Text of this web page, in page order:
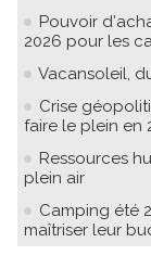
Pouvoir
2026 pour les
Vacansoleil,
Crise
faire le plein en
Ressources
plein air
Camping été
maîtriser leur